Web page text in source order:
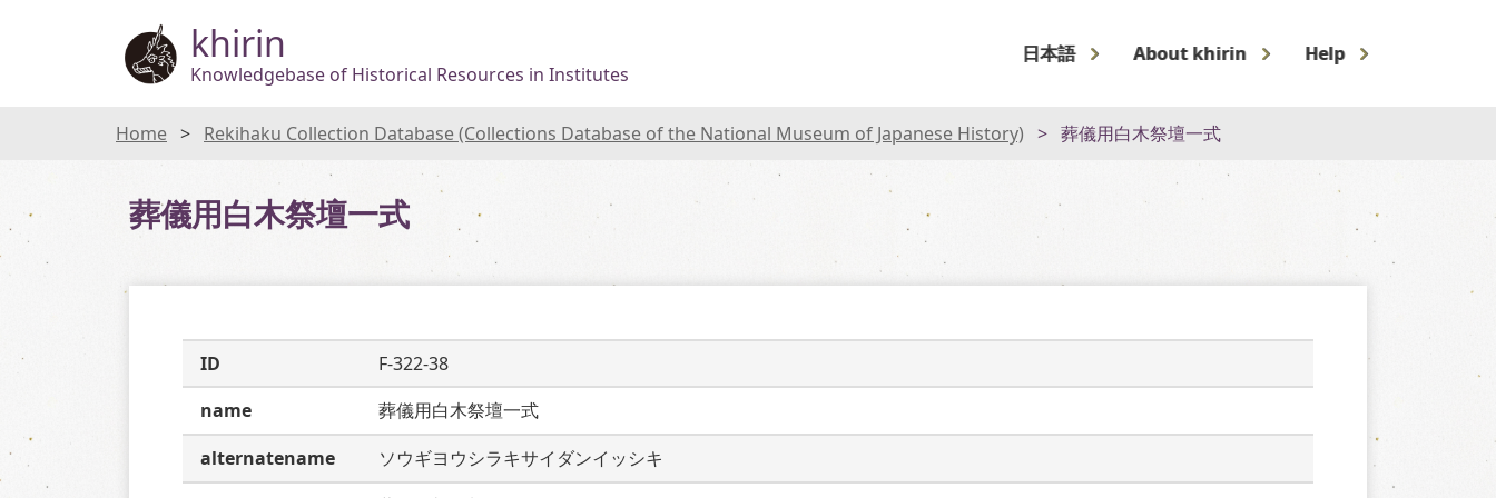
khirin
Knowledgebase of Historical Resources in Institutes
日本語 About khirin Help
Home Rekihaku Collection Database (Collections Database of the National Museum of Japanese History) 葬儀用白木祭壇一式
葬儀用白木祭壇一式
ID
F-322-38
name
葬儀用白木祭壇一式
alternatename
ソウギヨウシラキサイダンイッシキ